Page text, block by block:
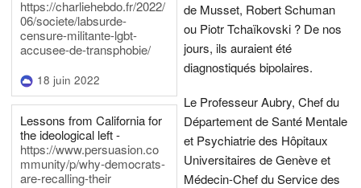
https://charliehebdo.fr/2022/
06/societe/labsurde-
censure-militante-lgbt-
accusee-de-transphobie/
18 juin 2022
Lessons from California for
the ideological left -
https://www.persuasion.co
mmunity/p/why-democrats-
are-recalling-their
de Musset, Robert Schuman
ou Piotr Tchaïkovski ? De nos
jours, ils auraient été
diagnostiqués bipolaires.
Le Professeur Aubry, Chef du
Département de Santé Mentale
et Psychiatrie des Hôpitaux
Universitaires de Genève et
Médecin-Chef du Service des